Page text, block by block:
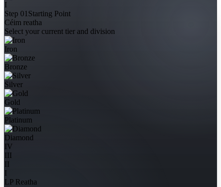
I
Step 01 Starting Point
Céim reatha
Select your current tier and division
Iron
Bronze
Silver
Gold
Platinum
Diamond
IV
III
II
I
LP Reatha